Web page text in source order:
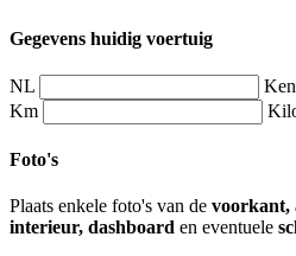
Gegevens huidig voertuig
NL
Km
Foto's
Plaats enkele foto's van de voorkant,
interieur, dashboard en eventuele